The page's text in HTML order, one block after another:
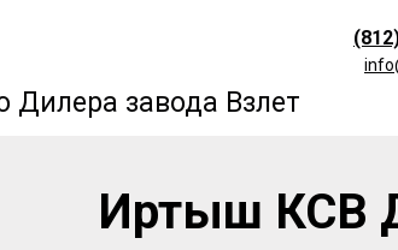
завода Взлет
Иртыш КСВ